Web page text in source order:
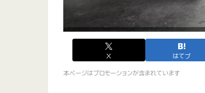
X はてブ
本ページはプロモーションが含まれています